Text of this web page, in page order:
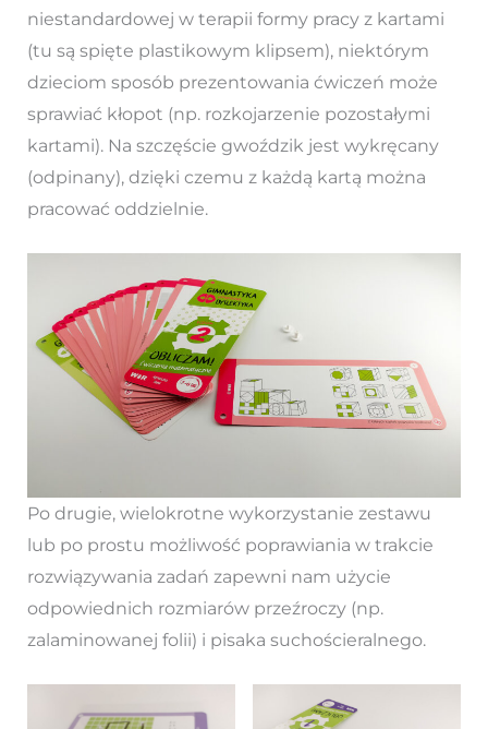
niestandardowej w terapii formy pracy z kartami
(tu są spięte plastikowym klipsem), niektórym
dzieciom sposób prezentowania ćwiczeń może
sprawiać kłopot (np. rozkojarzenie pozostałymi
kartami). Na szczęście gwoździk jest wykręcany
(odpinany), dzięki czemu z każdą kartą można
pracować oddzielnie.
Po drugie, wielokrotne wykorzystanie zestawu
lub po prostu możliwość poprawiania w trakcie
rozwiązywania zadań zapewni nam użycie
odpowiednich rozmiarów przeźroczy (np.
zalaminowanej folii) i pisaka suchościeralnego.